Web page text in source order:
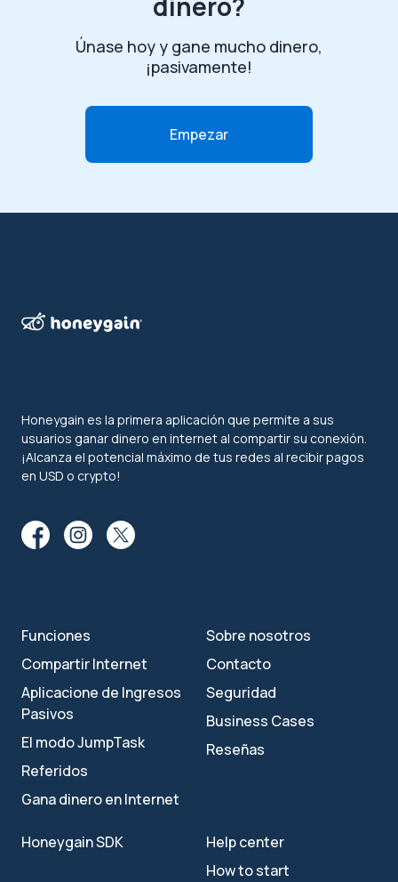
Únase hoy y gane mucho dinero,
¡pasivamente!
Empezar
Honeygain es la primera aplicación que permite a sus
usuarios ganar dinero en internet al compartir su conexión.
¡Alcanza el potencial máximo de tus redes al recibir pagos
en USD o crypto!
Funciones
Compartir Internet
Aplicacione de Ingresos
Pasivos
El modo JumpTask
Referidos
Gana dinero en Internet
Sobre nosotros
Contacto
Seguridad
Business Cases
Reseñas
Honeygain SDK
Help center
How to start